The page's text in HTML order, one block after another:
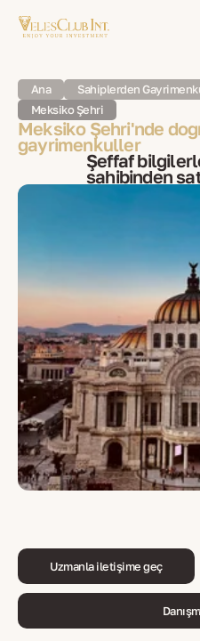
Ana Sahiplerden
Meksiko Şehri
Meksiko Şehri'nde
gayrimenkuller
Şeffaf
sahibinden
Uzmanla iletişime geç